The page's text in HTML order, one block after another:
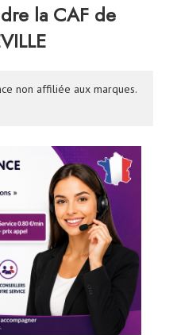
la CAF de
non affiliée aux marques.